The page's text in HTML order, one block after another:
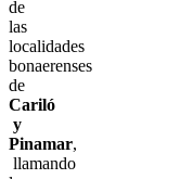
de
las
localidades
bonaerenses
de
Cariló
y
Pinamar,
llamando